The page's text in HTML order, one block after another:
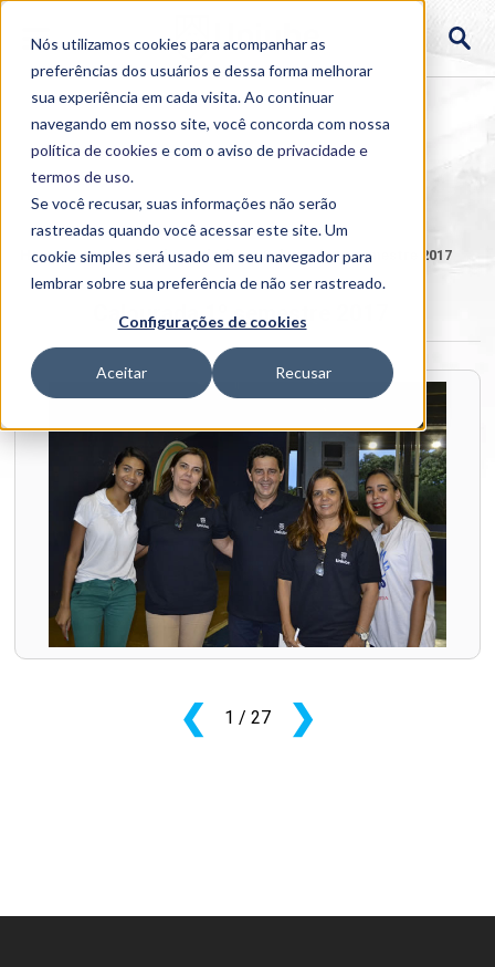
Nós utilizamos cookies para acompanhar as
preferências dos usuários e dessa forma melhorar
sua experiência em cada visita. Ao continuar
navegando em nosso site, você concorda com nossa
política de cookies e com o aviso deprivacidade e
termos de uso.
Se você recusar, suas informações não serão
rastreadas quando você acessar este site. Um
cookie simples será usado em seu navegador para
lembrar sobre sua preferência de não ser rastreado.
Configurações de cookies
Aceitar Recusar
Home > Institucional > Galerias > Calourada 1º semestre 2017
Calourada 1º semestre 2017
❮ 1 / 27 ❯